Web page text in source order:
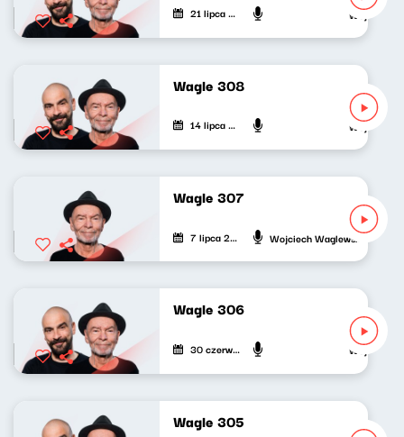
21 lipca 2026 Wojciech
Wagle 308
14 lipca 2026 Wojciech
Wagle 307
7 lipca 2026 Wojciech Waglewski
Wagle 306
30 czerwca 2026 Wojciech
Wagle 305